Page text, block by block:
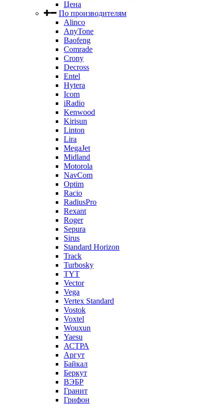
Цена
По производителям
Alinco
AnyTone
Baofeng
Comrade
Crony
Decross
Entel
Hytera
Icom
iRadio
Kenwood
Kirisun
Linton
Lira
MegaJet
Midland
Motorola
NavCom
Optim
Racio
RadiusPro
Rexant
Roger
Sepura
Sirus
Standard Horizon
Track
Turbosky
TYT
Vector
Vega
Vertex Standard
Vostok
Voxtel
Wouxun
Yaesu
АСТРА
Аргут
Байкал
Беркут
ВЭБР
Гранит
Грифон